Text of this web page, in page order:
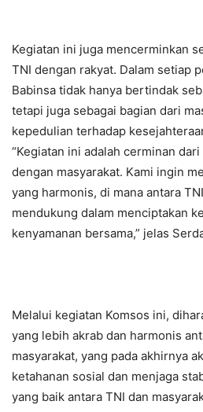
Kegiatan ini juga mencerminkan
TNI dengan rakyat. Dalam setiap
Babinsa tidak hanya bertindak
tetapi juga sebagai bagian dari
kepedulian terhadap
“Kegiatan ini adalah cerminan
dengan masyarakat. Kami ingin
yang harmonis, di mana antara
mendukung dalam menciptakan
kenyamanan bersama,” jelas
Melalui kegiatan Komsos ini,
yang lebih akrab dan harmonis
masyarakat, yang pada akhirnya
ketahanan sosial dan menjaga
yang baik antara TNI dan